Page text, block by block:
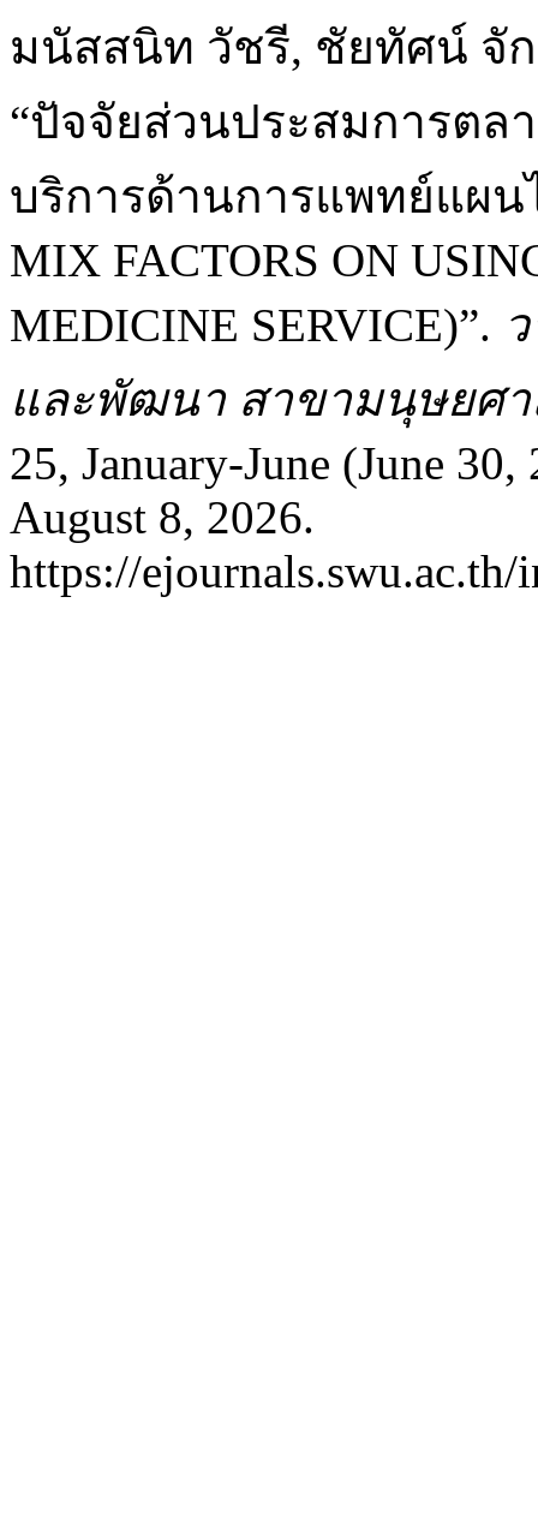
มนัสสนิท วัชรี, ชัยทัศน์ จั
“ปัจจัยส่วนประสมการตล
บริการด้านการแพทย์แผน
MIX FACTORS ON
MEDICINE SERVICE)”.
และพัฒนา สาขามนุษยศ
25, January-June (June
August 8, 2026.
https://